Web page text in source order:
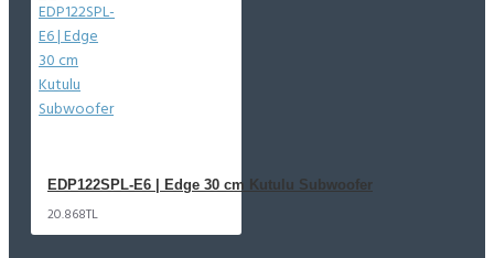
EDP122SPL-E6 | Edge 30 cm Kutulu Subwoofer
20.868TL